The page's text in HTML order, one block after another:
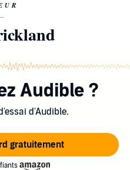
Audible ?
d'Audible.
gratuitement